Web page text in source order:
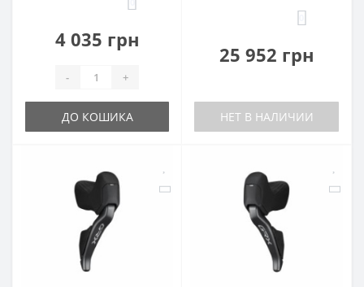
4 035 грн
- +
ДО КОШИКА
25 952 грн
НЕТ В НАЛИЧИИ